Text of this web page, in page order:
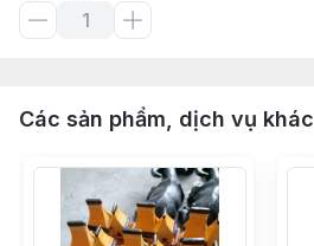
Các sản phẩm, dịch vụ khác